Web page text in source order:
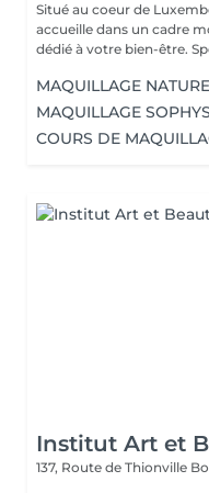
Situé au coeur de
accueille dans un cadre
dédié à
MAQUILLAGE
MAQUILLAGE
COURS DE
Institut Art et
137, Route de Thionville